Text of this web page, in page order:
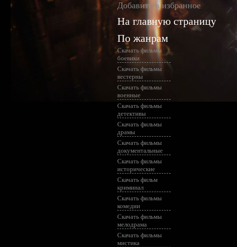
Добавить в избранное
На главную страницу
По жанрам
Скачать фильмы
боевики
Скачать фильмы
вестерны
Скачать фильмы
военные
Скачать фильмы
детективы
Скачать фильмы
драмы
Скачать фильмы
документальные
Скачать фильмы
исторические
Скачать фильм
криминал
Скачать фильмы
комедии
Скачать фильмы
мелодрама
Скачать фильмы
мистика